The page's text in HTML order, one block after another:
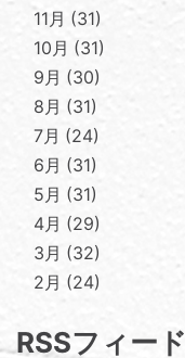
11月
31
10月
31
9月
30
8月
31
7月
24
6月
31
5月
31
4月
29
3月
32
2月
24
RSSフィード